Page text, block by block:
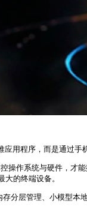
用程序，而是通过
操作系统与硬件，才
的终端设备。
分层管理、小模型本